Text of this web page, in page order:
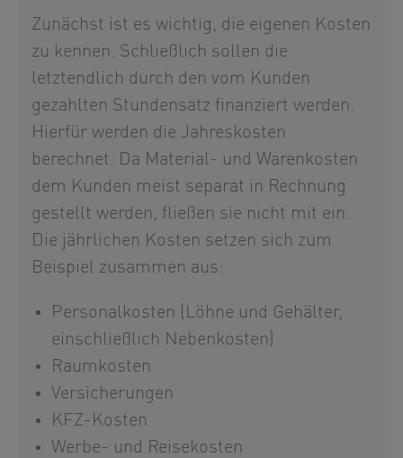
Zunächst ist es wichtig, die eigenen Kosten
zu kennen. Schließlich sollen die
letztendlich durch den vom Kunden
gezahlten Stundensatz finanziert werden.
Hierfür werden die Jahreskosten
berechnet. Da Material- und Warenkosten
dem Kunden meist separat in Rechnung
gestellt werden, fließen sie nicht mit ein.
Die jährlichen Kosten setzen sich zum
Beispiel zusammen aus:
Personalkosten (Löhne und Gehälter,
einschließlich Nebenkosten)
Raumkosten
Versicherungen
KFZ-Kosten
Werbe- und Reisekosten